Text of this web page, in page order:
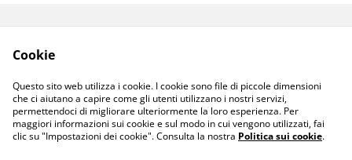
Termini e Condizioni
Consegne
Cookie Policy
Cookie
Questo sito web utilizza i cookie. I cookie sono file di piccole dimensioni
che ci aiutano a capire come gli utenti utilizzano i nostri servizi,
permettendoci di migliorare ulteriormente la loro esperienza. Per
maggiori informazioni sui cookie e sul modo in cui vengono utilizzati, fai
clic su "Impostazioni dei cookie". Consulta la nostra Politica sui cookie.